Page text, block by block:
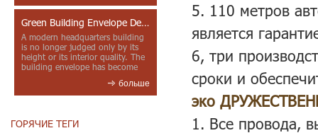
Green Building Envelope Design: Clay Sunscreen Fins for Modern Headquarters Architecture
A modern headquarters building
is no longer judged only by its
height or its interior quality. The
building envelope has become
больше
ГОРЯЧИЕ ТЕГИ
5. 110 метров
является
6, три
сроки и
эко
1. Все провода,